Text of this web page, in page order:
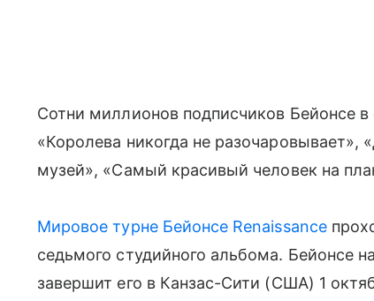
Сотни миллионов подписчиков Бейонсе в
«Королева никогда не разочаровывает»,
музей», «Самый красивый человек на
Мировое турне Бейонсе Renaissance
седьмого студийного альбома. Бейонсе
завершит его в Канзас-Сити (США) 1